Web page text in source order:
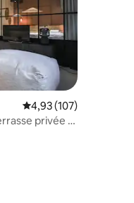
Note moyenne de
4,93 (107)
privée |